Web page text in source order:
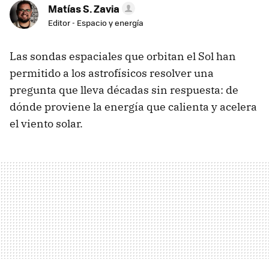
Matías S. Zavia
Editor - Espacio y energía
Las sondas espaciales que orbitan el Sol han
permitido a los astrofísicos resolver una
pregunta que lleva décadas sin respuesta: de
dónde proviene la energía que calienta y acelera
el viento solar.